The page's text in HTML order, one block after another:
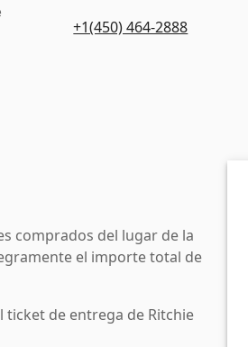
+1(450) 464-2888
comprados del lugar de la
el importe total de
ticket de entrega de Ritchie